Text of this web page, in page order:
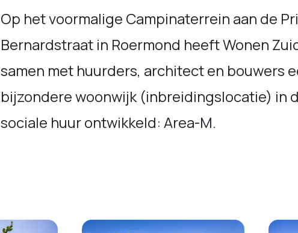
Op het voormalige Campinaterrein aan de
Bernardstraat in Roermond heeft Wonen
samen met huurders, architect en bouwers
bijzondere woonwijk (inbreidingslocatie) in
sociale huur ontwikkeld: Area-M.